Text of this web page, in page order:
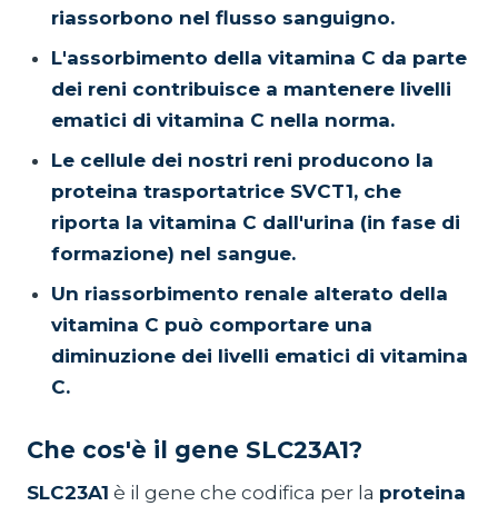
riassorbono nel flusso sanguigno.
L'assorbimento della vitamina C da parte
dei reni contribuisce a mantenere livelli
ematici di vitamina C nella norma.
Le cellule dei nostri reni producono la
proteina trasportatrice SVCT1, che
riporta la vitamina C dall'urina (in fase di
formazione) nel sangue.
Un riassorbimento renale alterato della
vitamina C può comportare una
diminuzione dei livelli ematici di vitamina
C.
Che cos'è il gene SLC23A1?
SLC23A1 è il gene che codifica per la proteina